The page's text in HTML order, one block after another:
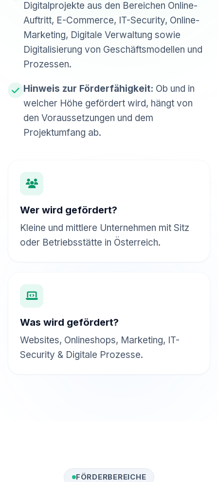
Digitalprojekte aus den Bereichen Online-
Auftritt, E-Commerce, IT-Security, Online-
Marketing, Digitale Verwaltung sowie
Digitalisierung von Geschäftsmodellen und
Prozessen.
Hinweis zur Förderfähigkeit: Ob und in
welcher Höhe gefördert wird, hängt von
den Voraussetzungen und dem
Projektumfang ab.
Wer wird gefördert?
Kleine und mittlere Unternehmen mit Sitz
oder Betriebsstätte in Österreich.
Was wird gefördert?
Websites, Onlineshops, Marketing, IT-
Security & Digitale Prozesse.
FÖRDERBEREICHE